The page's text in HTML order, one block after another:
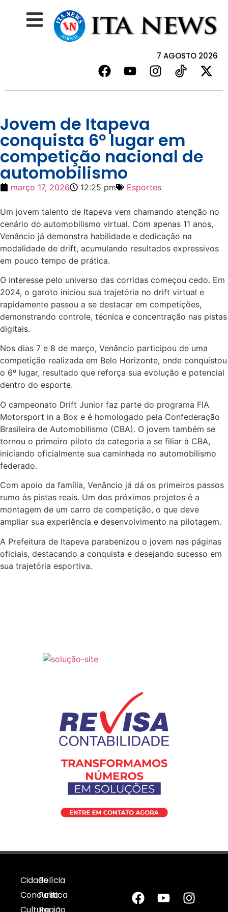
7 AGOSTO 2026
Jovem de Itapeva
conquista 6º lugar em
competição nacional de
automobilismo
março 17, 2026 12:25 pm Esportes
Um jovem talento de Itapeva vem chamando atenção no
cenário do automobilismo virtual. Com apenas 11 anos,
Venâncio já demonstra habilidade e dedicação na
modalidade de drift, acumulando resultados expressivos
em pouco tempo de prática.
O interesse pelo universo das corridas começou cedo. Em
2024, o garoto iniciou sua trajetória no drift virtual e
rapidamente passou a se destacar em competições,
demonstrando controle, técnica e concentração nas pistas
digitais.
Nos dias 7 e 8 de março, Venâncio participou de uma
competição realizada em Belo Horizonte, onde conquistou
o 6º lugar, resultado que reforça sua evolução e potencial
dentro do esporte.
O campeonato Drift Junior faz parte do programa FIA
Motorsport in a Box e é homologado pela Confederação
Brasileira de Automobilismo (CBA). O jovem também se
tornou o primeiro piloto da categoria a se filiar à CBA,
iniciando oficialmente sua caminhada no automobilismo
federado.
Com apoio da família, Venâncio já dá os primeiros passos
rumo às pistas reais. Um dos próximos projetos é a
montagem de um carro de competição, o que deve
ampliar sua experiência e desenvolvimento na pilotagem.
A Prefeitura de Itapeva parabenizou o jovem nas páginas
oficiais, destacando a conquista e desejando sucesso em
sua trajetória esportiva.
Cidade
Concurso
Cultura
Polícia
Politica
Região